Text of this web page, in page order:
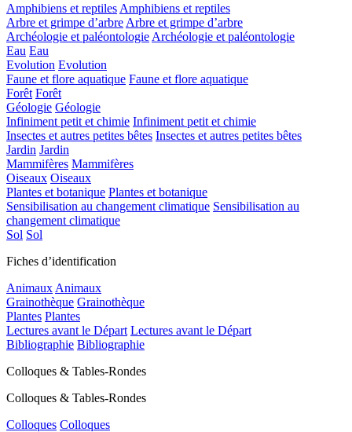
Amphibiens et reptiles Amphibiens et reptiles
Arbre et grimpe d’arbre Arbre et grimpe d’arbre
Archéologie et paléontologie Archéologie et paléontologie
Eau Eau
Evolution Evolution
Faune et flore aquatique Faune et flore aquatique
Forêt Forêt
Géologie Géologie
Infiniment petit et chimie Infiniment petit et chimie
Insectes et autres petites bêtes Insectes et autres petites bêtes
Jardin Jardin
Mammifères Mammifères
Oiseaux Oiseaux
Plantes et botanique Plantes et botanique
Sensibilisation au changement climatique Sensibilisation au
changement climatique
Sol Sol
Fiches d’identification
Animaux Animaux
Grainothèque Grainothèque
Plantes Plantes
Lectures avant le Départ Lectures avant le Départ
Bibliographie Bibliographie
Colloques & Tables-Rondes
Colloques & Tables-Rondes
Colloques Colloques